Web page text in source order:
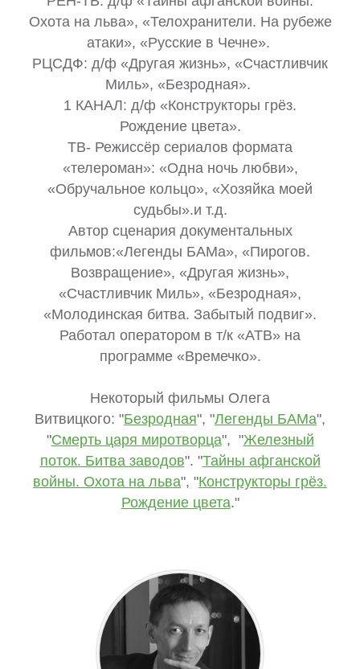
Охота на льва», «Телохранители. На рубеже
атаки», «Русские в Чечне».
РЦСДФ: д/ф «Другая жизнь», «Счастливчик
Миль», «Безродная».
1 КАНАЛ: д/ф «Конструкторы грёз.
Рождение цвета».
ТВ- Режиссёр сериалов формата
«телероман»: «Одна ночь любви»,
«Обручальное кольцо», «Хозяйка моей
судьбы».и т.д.
Автор сценария документальных
фильмов:«Легенды БАМа», «Пирогов.
Возвращение», «Другая жизнь»,
«Счастливчик Миль», «Безродная»,
«Молодинская битва. Забытый подвиг».
Работал оператором в т/к «АТВ» на
программе «Времечко».
Некоторый фильмы Олега
Витвицкого: "Безродная", "Легенды БАМа",
"Смерть царя миротворца", "Железный
поток. Битва заводов". "Тайны афганской
войны. Охота на льва", "Конструкторы грёз.
Рождение цвета."